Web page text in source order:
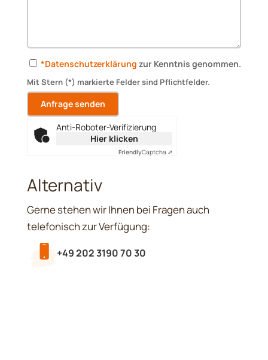
*Datenschutzerklärung zur Kenntnis genommen.
Mit Stern (*) markierte Felder sind Pflichtfelder.
Anti-Roboter-Verifizierung
Hier klicken
FriendlyCaptcha ⇗
Alternativ
Gerne stehen wir Ihnen bei Fragen auch
telefonisch zur Verfügung:
+49 202 3190 70 30